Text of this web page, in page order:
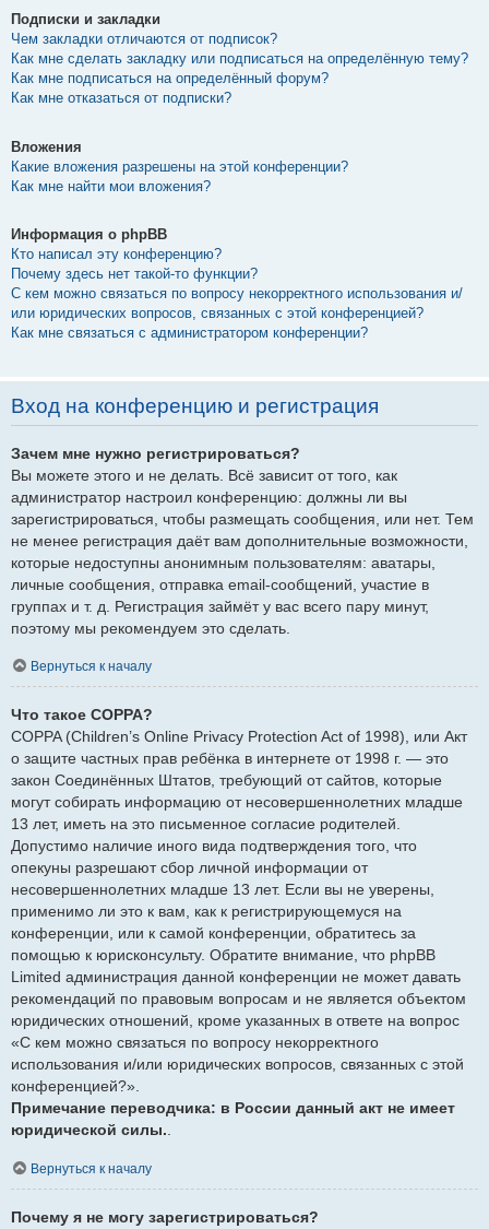
Подписки и закладки
Чем закладки отличаются от подписок?
Как мне сделать закладку или подписаться на определённую тему?
Как мне подписаться на определённый форум?
Как мне отказаться от подписки?
Вложения
Какие вложения разрешены на этой конференции?
Как мне найти мои вложения?
Информация о phpBB
Кто написал эту конференцию?
Почему здесь нет такой-то функции?
С кем можно связаться по вопросу некорректного использования и/
или юридических вопросов, связанных с этой конференцией?
Как мне связаться с администратором конференции?
Вход на конференцию и регистрация
Зачем мне нужно регистрироваться?
Вы можете этого и не делать. Всё зависит от того, как
администратор настроил конференцию: должны ли вы
зарегистрироваться, чтобы размещать сообщения, или нет. Тем
не менее регистрация даёт вам дополнительные возможности,
которые недоступны анонимным пользователям: аватары,
личные сообщения, отправка email-сообщений, участие в
группах и т. д. Регистрация займёт у вас всего пару минут,
поэтому мы рекомендуем это сделать.
Вернуться к началу
Что такое COPPA?
COPPA (Children’s Online Privacy Protection Act of 1998), или Акт
о защите частных прав ребёнка в интернете от 1998 г. — это
закон Соединённых Штатов, требующий от сайтов, которые
могут собирать информацию от несовершеннолетних младше
13 лет, иметь на это письменное согласие родителей.
Допустимо наличие иного вида подтверждения того, что
опекуны разрешают сбор личной информации от
несовершеннолетних младше 13 лет. Если вы не уверены,
применимо ли это к вам, как к регистрирующемуся на
конференции, или к самой конференции, обратитесь за
помощью к юрисконсульту. Обратите внимание, что phpBB
Limited администрация данной конференции не может давать
рекомендаций по правовым вопросам и не является объектом
юридических отношений, кроме указанных в ответе на вопрос
«С кем можно связаться по вопросу некорректного
использования и/или юридических вопросов, связанных с этой
конференцией?».
Примечание переводчика: в России данный акт не имеет
юридической силы..
Вернуться к началу
Почему я не могу зарегистрироваться?